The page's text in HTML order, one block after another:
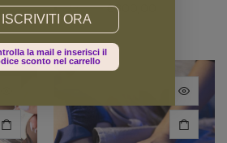
€390,00 €300,00
la mail e inserisci il
sconto nel carrello